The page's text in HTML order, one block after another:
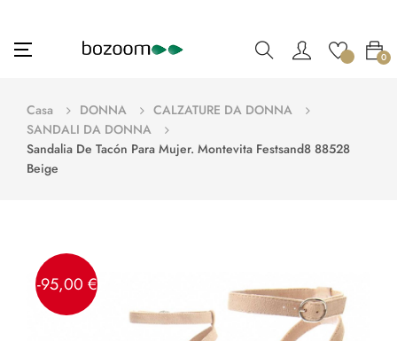
navigazione
☰ 0
Casa DONNA
CALZATURE DA DONNA
SANDALI DA DONNA
Sandalia De Tacón Para Mujer. Montevita Festsand8 88528
Beige
-95,00 €